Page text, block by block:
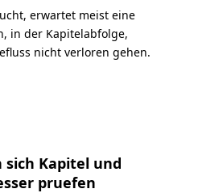
erwartet meist eine
in der Kapitelabfolge,
nicht verloren gehen.
sich Kapitel und
pruefen